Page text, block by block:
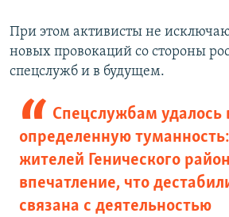
При этом активисты не
новых провокаций со стороны
спецслужб и в будущем.
Спецслужбам удалось
определенную
жителей Генического
впечатление, что
связана с деятельностью